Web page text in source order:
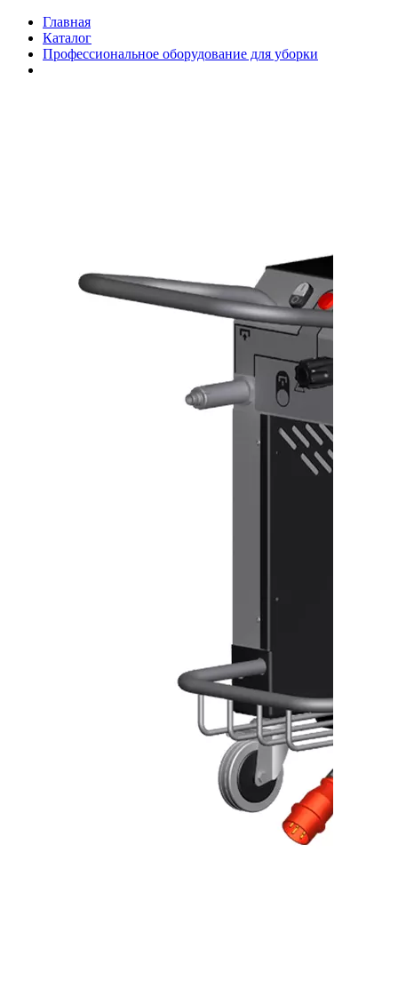
Главная
Каталог
Профессиональное оборудование для уборки